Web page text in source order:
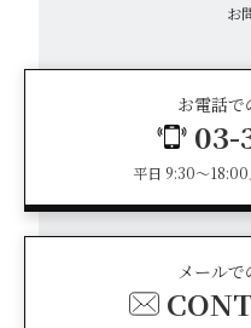
お
お電話で
03-
平日 9:30～
メールで